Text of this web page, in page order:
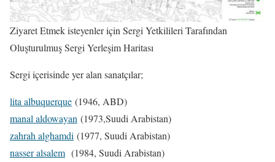
Ziyaret Etmek isteyenler için Sergi Yetkilileri Tarafından
Oluşturulmuş Sergi Yerleşim Haritası
Sergi içerisinde yer alan sanatçılar;
lita albuquerque (1946, ABD)
manal aldowayan (1973,Suudi Arabistan)
zahrah alghamdi (1977, Suudi Arabistan)
nasser alsalem (1984, Suudi Arabistan)